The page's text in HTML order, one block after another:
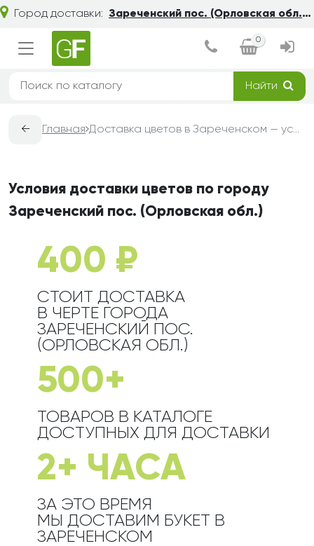
Город доставки: Зареченский пос. (Орловская обл.)
0
Найти
← Главная Доставка цветов в Зареченском — условия, сроки и стоимость | Grand-Flora
Условия доставки цветов по городу
Зареченский пос. (Орловская обл.)
400 ₽
СТОИТ ДОСТАВКА
В ЧЕРТЕ ГОРОДА
ЗАРЕЧЕНСКИЙ ПОС.
(ОРЛОВСКАЯ ОБЛ.)
500+
ТОВАРОВ В КАТАЛОГЕ
ДОСТУПНЫХ ДЛЯ ДОСТАВКИ
2+ ЧАСА
ЗА ЭТО ВРЕМЯ
МЫ ДОСТАВИМ БУКЕТ В
ЗАРЕЧЕНСКОМ